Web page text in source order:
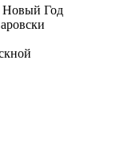
Новый Год